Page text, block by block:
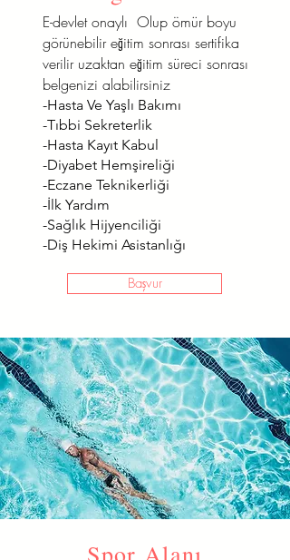
E-devlet onaylı Olup ömür boyu
görünebilir eğitim sonrası sertifika
verilir uzaktan eğitim süreci sonrası
belgenizi alabilirsiniz
-Hasta Ve Yaşlı Bakımı
-Tıbbi Sekreterlik
-Hasta Kayıt Kabul
-Diyabet Hemşireliği
-Eczane Teknikerliği
-İlk Yardım
-Sağlık Hijyenciliği
-Diş Hekimi Asistanlığı
Başvur
Spor Alanı